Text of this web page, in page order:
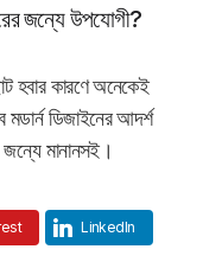
জন্যে উপযোগী?
হবার কারণে অনেকেই
ডিজাইনের আদর্শ
মানানসই।
LinkedIn